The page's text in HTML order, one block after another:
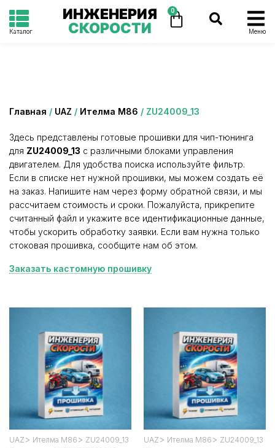
Каталог
ИНЖЕНЕРИЯ
СКОРОСТИ
0
Меню
Главная / UAZ / Ителма М86 / ZU24009_13
Здесь представлены готовые прошивки для чип-тюнинга
для ZU24009_13 с различными блоками управления
двигателем. Для удобства поиска используйте фильтр.
Если в списке нет нужной прошивки, мы можем создать её
на заказ. Напишите нам через форму обратной связи, и мы
рассчитаем стоимость и сроки. Пожалуйста, прикрепите
считанный файл и укажите все идентификационные данные,
чтобы ускорить обработку заявки. Если вам нужна только
стоковая прошивка, сообщите нам об этом.
Заказать кастомную прошивку
UAZ > Ителма М86 > ZU24009_13 UAZ > Ителма М86 > ZU24009_13